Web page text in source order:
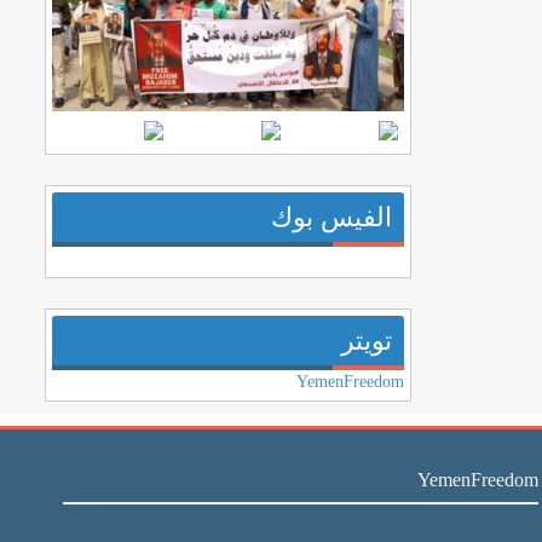
الفيس بوك
تويتر
YemenFreedom
YemenFreedom